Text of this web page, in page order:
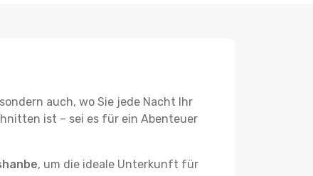
auch, wo Sie jede Nacht Ihr
ist – sei es für ein Abenteuer
, um die ideale Unterkunft für